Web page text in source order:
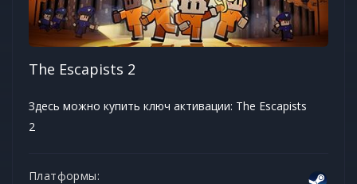
The Escapists 2
Здесь можно купить ключ активации: The Escapists
2
Платформы: